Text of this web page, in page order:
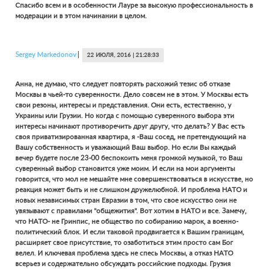
Спасибо всем и в особенности Лауре за высокую профессиональность в
модерации и в этом начинании в целом.
Sergey Markedonov 22 ИЮЛЯ, 2016 | 21:28:33
Анна, не думаю, что следует повторять расхожий тезис об отказе
Москвы в чьей-то суверенности. Дело совсем не в этом. У Москвы есть
свои резоны, интересы и представления. Они есть, естественно, у
Украины или Грузии. Но когда с помощью суверенного выбора эти
интересы начинают противоречить друг другу, что делать? У Вас есть
своя приватизированная квартира, я -Ваш сосед, не претендующий на
Вашу собственность и уважающий Ваш выбор. Но если Вы каждый
вечер будете после 23-00 беспокоить меня громкой музыкой, то Ваш
суверенный выбор становится уже моим. И если на мои аргументы
говорится, что мол не мешайте мне совершенствоваться в искусстве, но
реакция может быть и не слишком дружелюбной. И проблема НАТО и
новых независимых стран Евразии в том, что свое искусство они не
увязывают с правилами "общежития". Вот хотим в НАТО и все. Замечу,
что НАТО- не Гринпис, не общество по собиранию марок, а военно-
политический блок. И если таковой продвигается к Вашим границам,
расширяет свое присутствие, то озаботиться этим просто сам Бог
велел. И ключевая проблема здесь не спесь Москвы, а отказ НАТО
всерьез и содержательно обсуждать российские подходы. Грузия